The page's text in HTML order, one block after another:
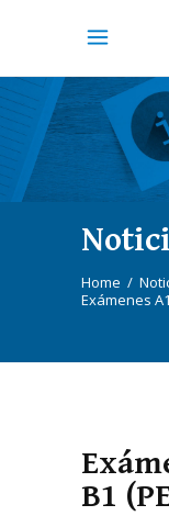
Home /
Exámenes
B1